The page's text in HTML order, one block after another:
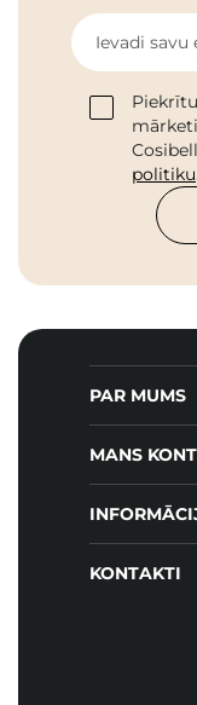
Ievadi savu
politiku.
PAR MUMS
MANS
KONTAKTI